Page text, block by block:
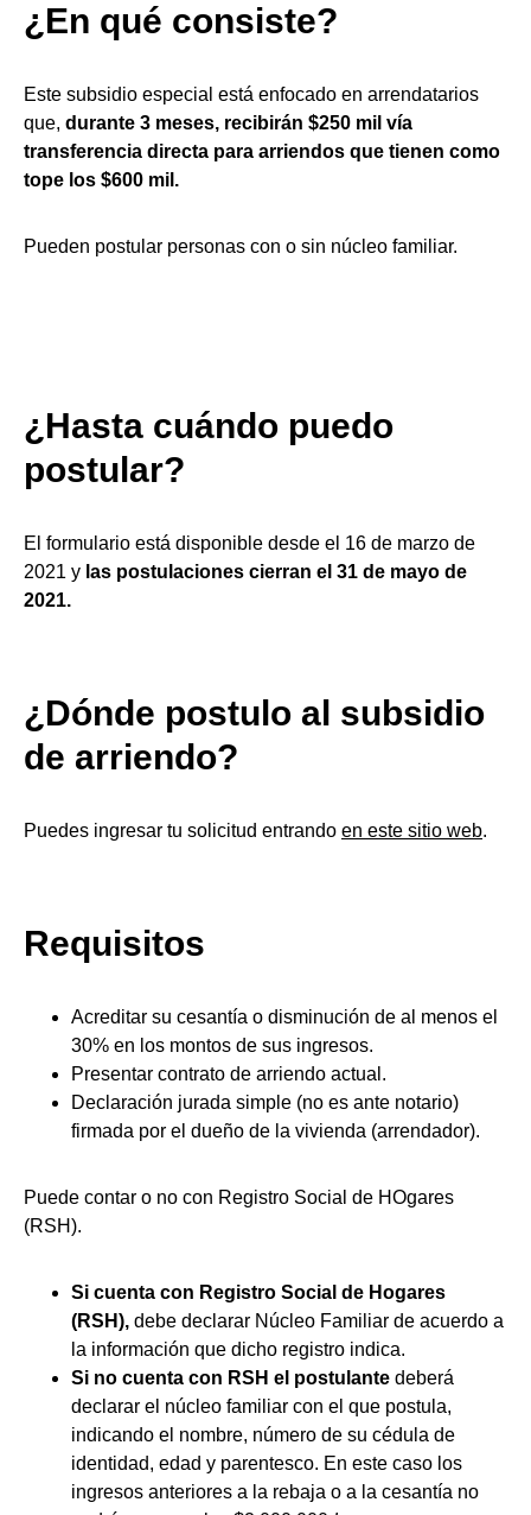
¿En qué consiste?
Este subsidio especial está enfocado en arrendatarios
que, durante 3 meses, recibirán $250 mil vía
transferencia directa para arriendos que tienen como
tope los $600 mil.
Pueden postular personas con o sin núcleo familiar.
¿Hasta cuándo puedo
postular?
El formulario está disponible desde el 16 de marzo de
2021 y las postulaciones cierran el 31 de mayo de
2021.
¿Dónde postulo al subsidio
de arriendo?
Puedes ingresar tu solicitud entrando en este sitio web.
Requisitos
Acreditar su cesantía o disminución de al menos el
30% en los montos de sus ingresos.
Presentar contrato de arriendo actual.
Declaración jurada simple (no es ante notario)
firmada por el dueño de la vivienda (arrendador).
Puede contar o no con Registro Social de HOgares
(RSH).
Si cuenta con Registro Social de Hogares
(RSH), debe declarar Núcleo Familiar de acuerdo a
la información que dicho registro indica.
Si no cuenta con RSH el postulante deberá
declarar el núcleo familiar con el que postula,
indicando el nombre, número de su cédula de
identidad, edad y parentesco. En este caso los
ingresos anteriores a la rebaja o a la cesantía no